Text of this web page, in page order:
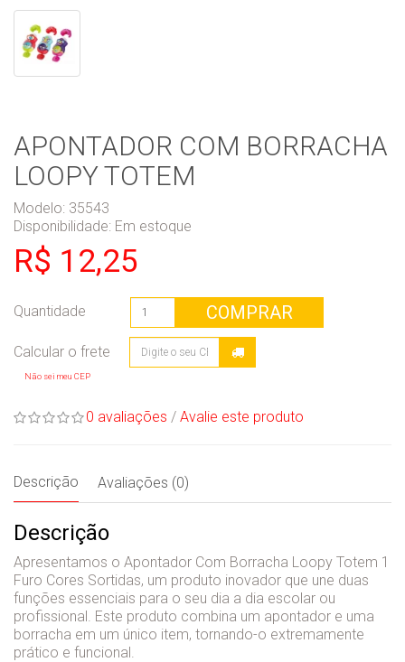
APONTADOR COM BORRACHA
LOOPY TOTEM
Modelo: 35543
Disponibilidade: Em estoque
R$ 12,25
Quantidade COMPRAR
Não sei meu CEP
0 avaliações / Avalie este produto
Descrição Avaliações (0)
Descrição
Apresentamos o Apontador Com Borracha Loopy Totem 1
Furo Cores Sortidas, um produto inovador que une duas
funções essenciais para o seu dia a dia escolar ou
profissional. Este produto combina um apontador e uma
borracha em um único item, tornando-o extremamente
prático e funcional.